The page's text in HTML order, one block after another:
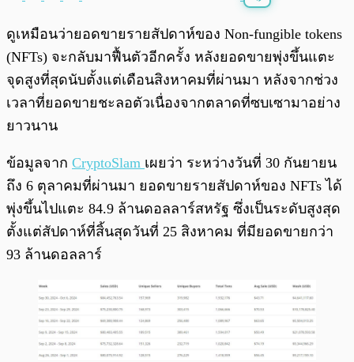
พร้อมเล่น
ดูเหมือนว่ายอดขายรายสัปดาห์ของ Non-fungible tokens
(NFTs) จะกลับมาฟื้นตัวอีกครั้ง หลังยอดขายพุ่งขึ้นแตะ
จุดสูงที่สุดนับตั้งแต่เดือนสิงหาคมที่ผ่านมา หลังจากช่วง
เวลาที่ยอดขายชะลอตัวเนื่องจากตลาดที่ซบเซามาอย่าง
ยาวนาน
ข้อมูลจาก CryptoSlam เผยว่า ระหว่างวันที่ 30 กันยายน
ถึง 6 ตุลาคมที่ผ่านมา ยอดขายรายสัปดาห์ของ NFTs ได้
พุ่งขึ้นไปแตะ 84.9 ล้านดอลลาร์สหรัฐ ซึ่งเป็นระดับสูงสุด
ตั้งแต่สัปดาห์ที่สิ้นสุดวันที่ 25 สิงหาคม ที่มียอดขายกว่า
93 ล้านดอลลาร์